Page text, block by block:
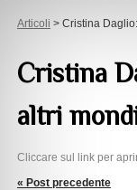
Articoli > Cristina
Cristina
altri
Cliccare sul link per
« Post precedente